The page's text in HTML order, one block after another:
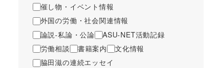
催し物・イベント情報
外国の労働・社会関連情報
論説-私論・公論
ASU-NET活動記録
労働相談
書籍案内
文化情報
脇田滋の連続エッセイ